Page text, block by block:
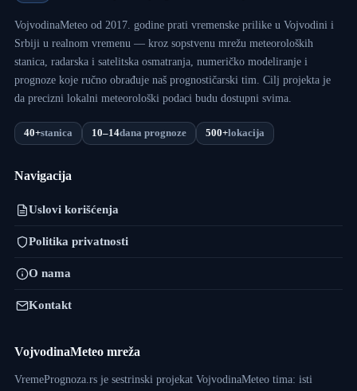
VojvodinaMeteo od 2017. godine prati vremenske prilike u Vojvodini i
Srbiji u realnom vremenu — kroz sopstvenu mrežu meteoroloških
stanica, radarska i satelitska osmatranja, numeričko modeliranje i
prognoze koje ručno obrađuje naš prognostičarski tim. Cilj projekta je
da precizni lokalni meteorološki podaci budu dostupni svima.
40+stanica 10–14dana prognoze 500+lokacija
Navigacija
Uslovi korišćenja
Politika privatnosti
O nama
Kontakt
VojvodinaMeteo mreža
VremePrognoza.rs je sestrinski projekat VojvodinaMeteo tima: isti